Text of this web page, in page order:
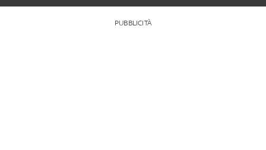
PUBBLICITÀ